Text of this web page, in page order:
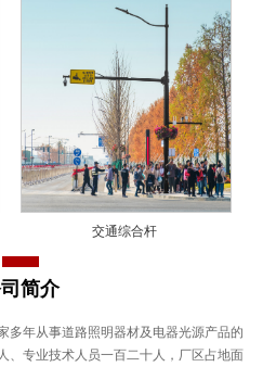
交通综合杆
简介
年从事道路照明器材及电器光源产品的
、专业技术人员一百二十人，厂区占地面